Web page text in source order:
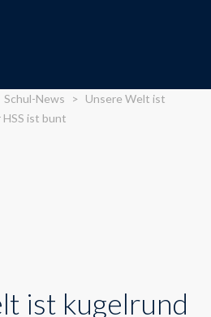
Schul-News > Unsere Welt ist
HSS ist bunt
ist kugelrund